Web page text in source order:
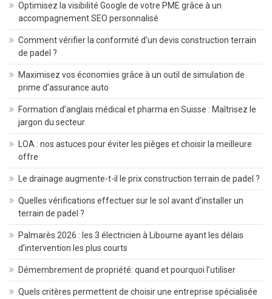
Optimisez la visibilité Google de votre PME grâce à un
accompagnement SEO personnalisé
Comment vérifier la conformité d’un devis construction terrain
de padel ?
Maximisez vos économies grâce à un outil de simulation de
prime d’assurance auto
Formation d’anglais médical et pharma en Suisse : Maîtrisez le
jargon du secteur
LOA : nos astuces pour éviter les pièges et choisir la meilleure
offre
Le drainage augmente-t-il le prix construction terrain de padel ?
Quelles vérifications effectuer sur le sol avant d’installer un
terrain de padel ?
Palmarès 2026 : les 3 électricien à Libourne ayant les délais
d’intervention les plus courts
Démembrement de propriété: quand et pourquoi l’utiliser
Quels critères permettent de choisir une entreprise spécialisée